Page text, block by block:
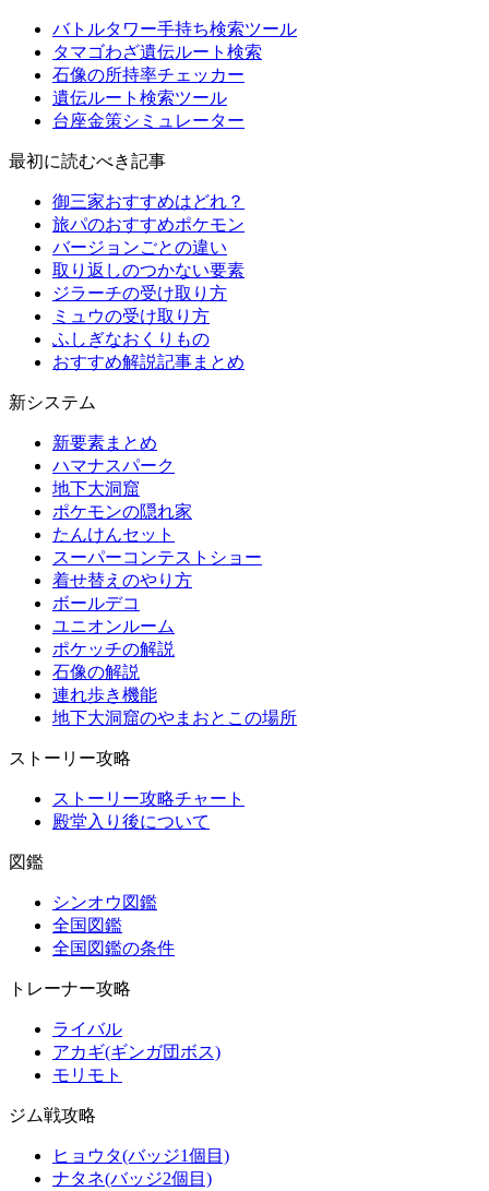
バトルタワー手持ち検索ツール
タマゴわざ遺伝ルート検索
石像の所持率チェッカー
遺伝ルート検索ツール
台座金策シミュレーター
最初に読むべき記事
御三家おすすめはどれ？
旅パのおすすめポケモン
バージョンごとの違い
取り返しのつかない要素
ジラーチの受け取り方
ミュウの受け取り方
ふしぎなおくりもの
おすすめ解説記事まとめ
新システム
新要素まとめ
ハマナスパーク
地下大洞窟
ポケモンの隠れ家
たんけんセット
スーパーコンテストショー
着せ替えのやり方
ボールデコ
ユニオンルーム
ポケッチの解説
石像の解説
連れ歩き機能
地下大洞窟のやまおとこの場所
ストーリー攻略
ストーリー攻略チャート
殿堂入り後について
図鑑
シンオウ図鑑
全国図鑑
全国図鑑の条件
トレーナー攻略
ライバル
アカギ(ギンガ団ボス)
モリモト
ジム戦攻略
ヒョウタ(バッジ1個目)
ナタネ(バッジ2個目)